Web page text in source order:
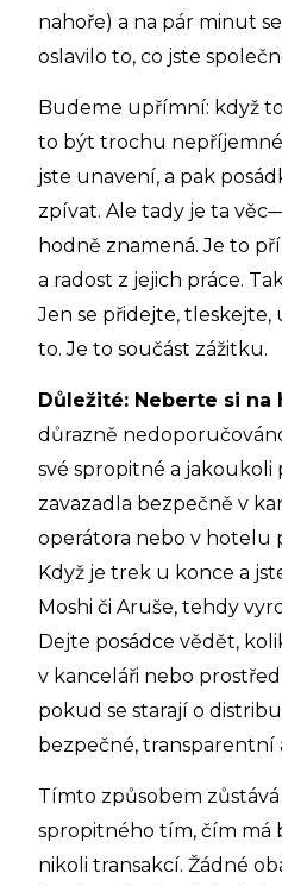
nahoře) a na pár minut
oslavilo to, co jste
Budeme upřímní: když
to být trochu
jste unavení, a pak
zpívat. Ale tady je ta
hodně znamená. Je to
a radost z jejich práce.
Jen se přidejte, tleskejte,
to. Je to součást zážitku.
Důležité: Neberte si na
důrazně
své spropitné a
zavazadla bezpečně v
operátora nebo v hotelu
Když je trek u konce a
Moshi či Aruše, tehdy
Dejte posádce vědět,
v kanceláři nebo
pokud se starají o
bezpečné, transparentní
Tímto způsobem
spropitného tím, čím má
nikoli transakcí. Žádné